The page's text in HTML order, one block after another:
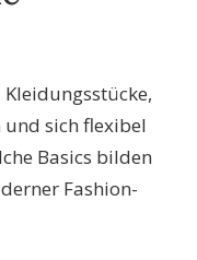
sich flexibel
Basics bilden
Fashion-